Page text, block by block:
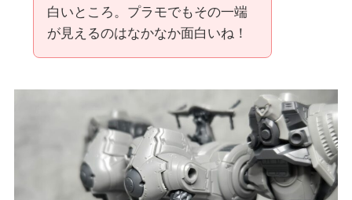
白いところ。プラモでもその一端
が見えるのはなかなか面白いね！